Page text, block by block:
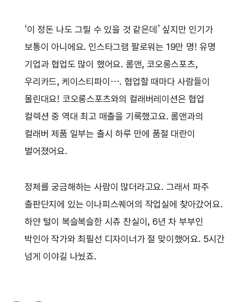
‘이 정돈 나도 그릴 수 있을 것 같은데’ 싶지만 인기가
보통이 아니에요. 인스타그램 팔로워는 19만 명! 유명
기업과 협업도 많이 했어요. 롬앤, 코오롱스포츠,
우리카드, 케이스티파이…. 협업할 때마다 사람들이
몰린대요! 코오롱스포츠와의 컬래버레이션은 협업
컬렉션 중 역대 최고 매출을 기록했고요. 롬앤과의
컬래버 제품 일부는 출시 하루 만에 품절 대란이
벌어졌어요.
정체를 궁금해하는 사람이 많더라고요. 그래서 파주
출판단지에 있는 이나피스퀘어의 작업실에 찾아갔어요.
하얀 털이 복슬복슬한 시츄 찬실이, 6년 차 부부인
박인아 작가와 최필선 디자이너가 절 맞이했어요. 5시간
넘게 이야길 나눴죠.